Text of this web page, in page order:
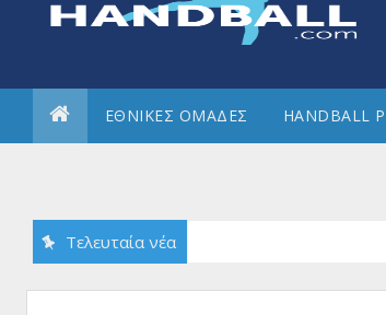
ΕΘΝΙΚΕΣ ΟΜΑΔΕΣ HANDBALL
Τελευταία νέα